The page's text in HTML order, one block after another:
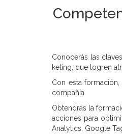
Conocerás las
keting, que logren
Con esta
compañía.
Obtendrás la
acciones para
Analytics, Google